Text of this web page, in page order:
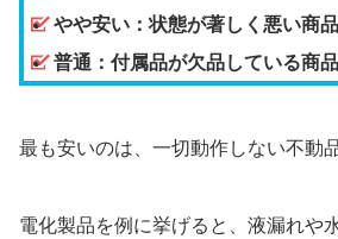
やや安い：状態が著しく悪い商品
普通：付属品が欠品している商品
最も安いのは、一切動作しない不動
電化製品を例に挙げると、液漏れや